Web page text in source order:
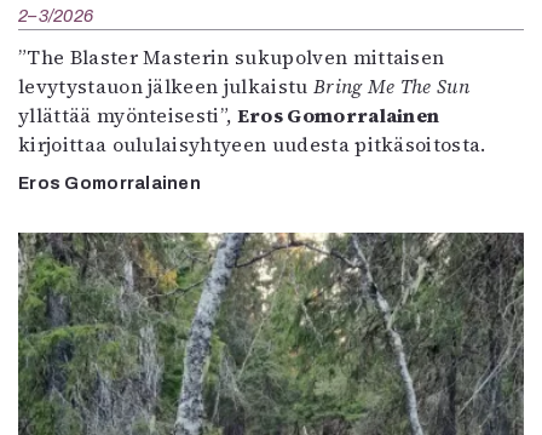
2–3/2026
”The Blaster Masterin sukupolven mittaisen
levytystauon jälkeen julkaistu Bring Me The Sun
yllättää myönteisesti”, Eros Gomorralainen
kirjoittaa oululaisyhtyeen uudesta pitkäsoitosta.
Eros Gomorralainen